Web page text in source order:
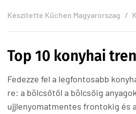
Készítette Küchen Magyarorszag
Top 10 konyhai
Fedezze fel a legfontosabb
re: a bölcsőtől a bölcsőig
ujjlenyomatmentes frontokig és